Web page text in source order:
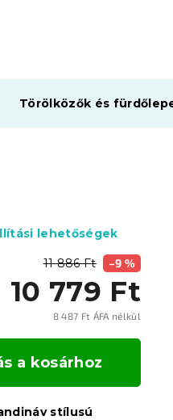
Törölközők és
11 886 Ft –9 %
10 779 Ft
8 487 Ft ÁFA nélkül
lehetőségek
a kosárhoz
stílusú